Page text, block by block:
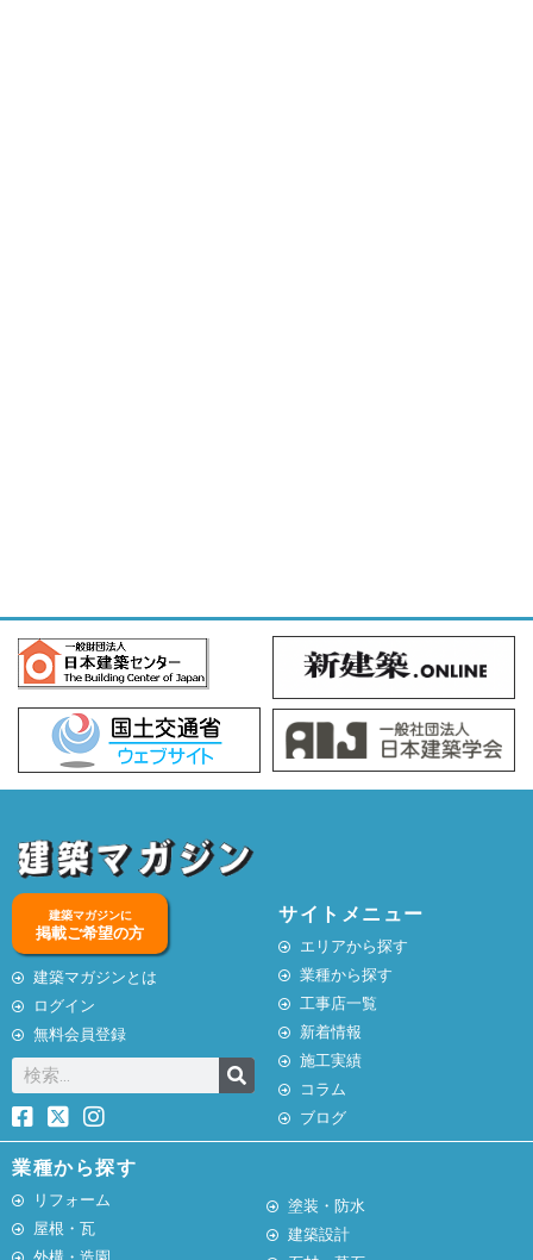
建築マガジンに
掲載ご希望の方
建築マガジンとは
ログイン
無料会員登録
サイトメニュー
エリアから探す
業種から探す
工事店一覧
新着情報
施工実績
コラム
ブログ
業種から探す
リフォーム
屋根・瓦
塗装・防水
建築設計